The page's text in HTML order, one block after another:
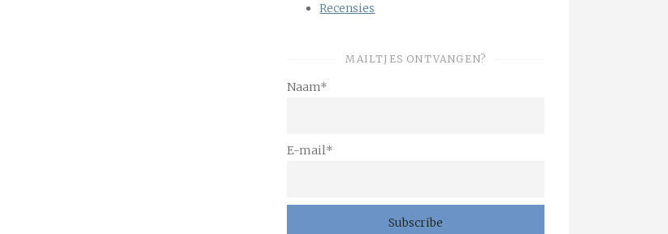
Recensies
MAILTJES ONTVANGEN?
Naam*
E-mail*